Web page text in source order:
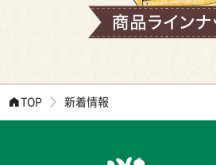
TOP 新着情報